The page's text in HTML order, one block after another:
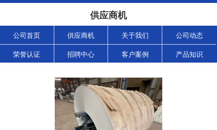
供应商机
公司首页 供应商机 关于我们 公司动态
荣誉认证 招聘中心 客户案例 产品知识